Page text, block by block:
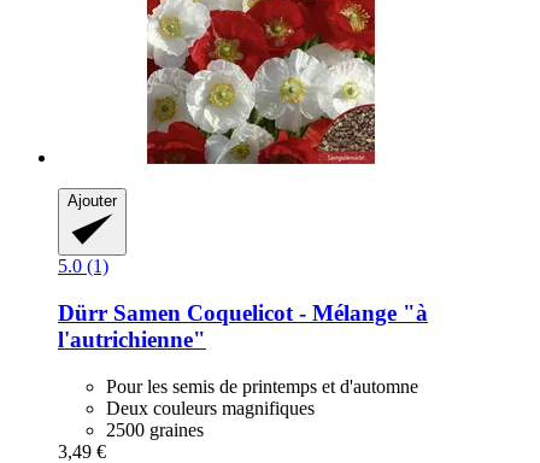
Ajouter
5.0 (1)
Dürr Samen Coquelicot -​ Mélange "à
l'autrichienne"
Pour les semis de printemps et d'automne
Deux couleurs magnifiques
2500 graines
3,49 €